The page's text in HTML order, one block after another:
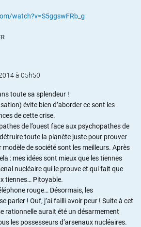
watch?v=S5ggswFRb_g
à 05h50
toute sa splendeur !
évite bien d’aborder ce sont les
de cette crise.
de l’ouest face aux psychopathes de
détruire toute la planète juste pour prouver
modèle de société sont les meilleurs. Après
: mes idées sont mieux que les tiennes
nucléaire qui le prouve et qui fait que
tiennes… Pitoyable.
rouge… Désormais, les
parler ! Ouf, j’ai failli avoir peur ! Suite à cet
rationnelle aurait été un désarmement
les possesseurs d’arsenaux nucléaires.